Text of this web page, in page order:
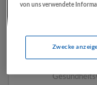
Bau |
von uns verwendete
Zwecke